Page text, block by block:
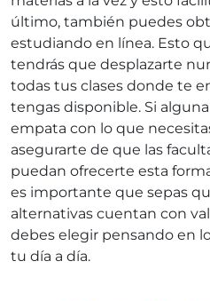
último, también puedes
estudiando en línea. Esto
tendrás que desplazarte
todas tus clases donde te
tengas disponible. Si
empata con lo que
asegurarte de que las
puedan ofrecerte esta
es importante que sepas
alternativas cuentan con
debes elegir pensando en
tu día a día.